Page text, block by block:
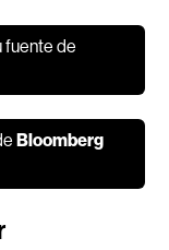
fuente de
Bloomberg